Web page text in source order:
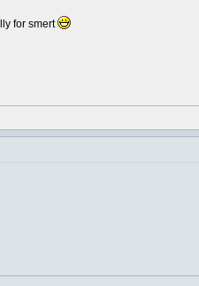
for smert